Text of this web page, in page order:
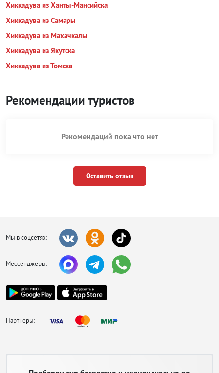
Хиккадува из Ханты-Мансийска
Хиккадува из Самары
Хиккадува из Махачкалы
Хиккадува из Якутска
Хиккадува из Томска
Рекомендации туристов
Рекомендаций пока что нет
Оставить отзыв
Мы в соцсетях:
Мессенджеры:
Партнеры: